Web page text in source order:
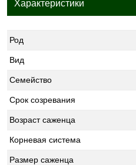
Характеристики
Род
Вид
Семейство
Срок созревания
Возраст саженца
Корневая система
Размер саженца